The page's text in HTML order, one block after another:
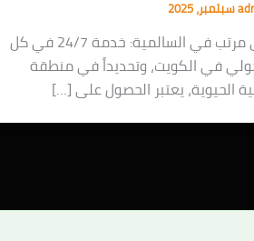
تاكسي مرتب في السالمية: خدمة 24/7 في كل
في الكويت، وتحديداً في منطقة
الحيوية، يعتبر الحصول على […]